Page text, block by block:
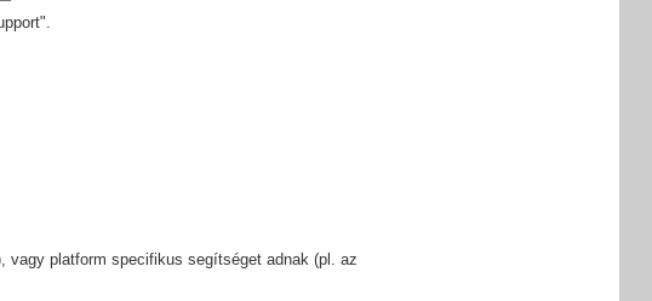
platform specifikus segítséget adnak (pl. az